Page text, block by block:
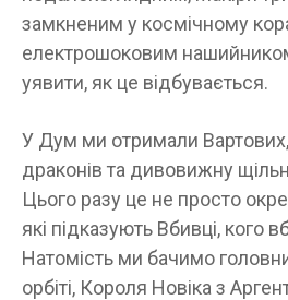
замкненим у космічному
електрошоковим
уявити, як це відбувається.
У Дум ми отримали Вартових,
драконів та дивовижну
Цього разу це не просто
які підказують Вбивці, кого
Натомість ми бачимо
орбіті, Короля Новіка з